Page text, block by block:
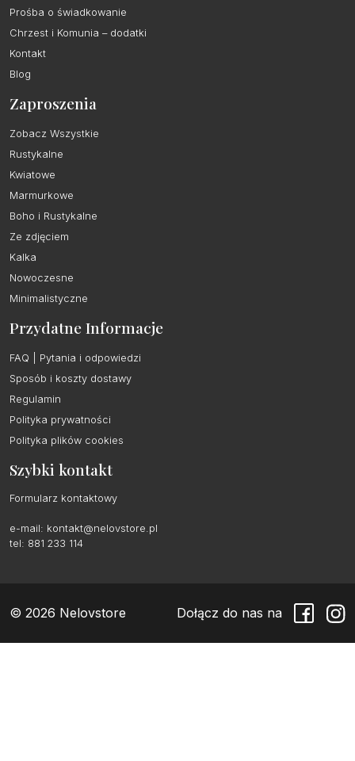
Prośba o świadkowanie
Chrzest i Komunia – dodatki
Kontakt
Blog
Zaproszenia
Zobacz Wszystkie
Rustykalne
Kwiatowe
Marmurkowe
Boho i Rustykalne
Ze zdjęciem
Kalka
Nowoczesne
Minimalistyczne
Przydatne Informacje
FAQ | Pytania i odpowiedzi
Sposób i koszty dostawy
Regulamin
Polityka prywatności
Polityka plików cookies
Szybki kontakt
Formularz kontaktowy
e-mail: kontakt@nelovstore.pl
tel: 881 233 114
© 2026 Nelovstore Dołącz do nas na